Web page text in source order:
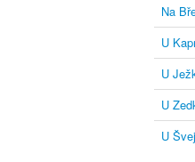
Na
U
U
U
U